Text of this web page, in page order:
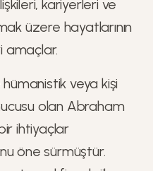
kariyerleri ve
üzere hayatlarının
amaçlar.
veya kişi
olan Abraham
ihtiyaçlar
öne sürmüştür.